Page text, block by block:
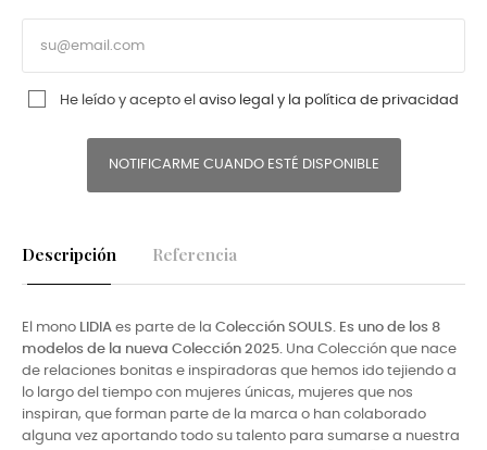
He leído y acepto el aviso legal y la política de privacidad
NOTIFICARME CUANDO ESTÉ DISPONIBLE
Descripción Referencia
El mono LIDIA es parte de la Colección SOULS. Es uno de los 8
modelos de la nueva Colección 2025. Una Colección que nace
de relaciones bonitas e inspiradoras que hemos ido tejiendo a
lo largo del tiempo con mujeres únicas, mujeres que nos
inspiran, que forman parte de la marca o han colaborado
alguna vez aportando todo su talento para sumarse a nuestra